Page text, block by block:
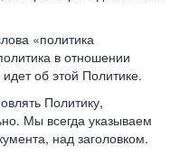
«политика
в отношении
об этой Политике.
Политику,
Мы всегда указываем
над заголовком.